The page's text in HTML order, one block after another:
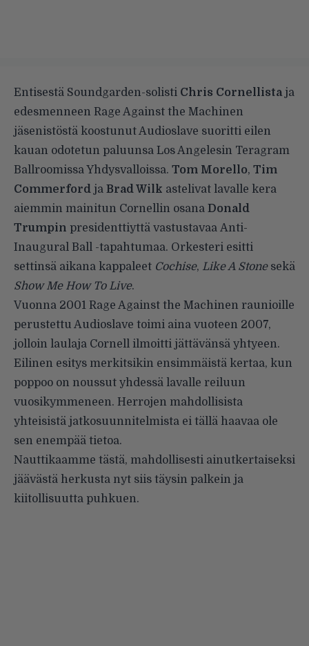
Entisestä Soundgarden-solisti Chris Cornellistaja
edesmenneen Rage Against the Machinen
jäsenistöstä koostunut Audioslave suoritti eilen
kauan odotetun paluunsa Los Angelesin Teragram
Ballroomissa Yhdysvalloissa. Tom Morello, Tim
Commerford ja Brad Wilk astelivat lavalle kera
aiemmin mainitun Cornellin osana Donald
Trumpin presidenttiyttä vastustavaa Anti-
Inaugural Ball -tapahtumaa. Orkesteri esitti
settinsä aikana kappaleet Cochise, Like A Stonesekä
Show Me How To Live.
Vuonna 2001 Rage Against the Machinen raunioille
perustettu Audioslave toimi aina vuoteen 2007,
jolloin laulaja Cornell ilmoitti jättävänsä yhtyeen.
Eilinen esitys merkitsikin ensimmäistä kertaa, kun
poppoo on noussut yhdessä lavalle reiluun
vuosikymmeneen. Herrojen mahdollisista
yhteisistä jatkosuunnitelmista ei tällä haavaa ole
sen enempää tietoa.
Nauttikaamme tästä, mahdollisesti ainutkertaiseksi
jäävästä herkusta nyt siis täysin palkein ja
kiitollisuutta puhkuen.